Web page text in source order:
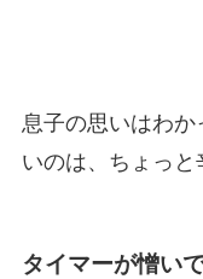
息子の思いはわ
いのは、ちょっと
タイマーが憎い